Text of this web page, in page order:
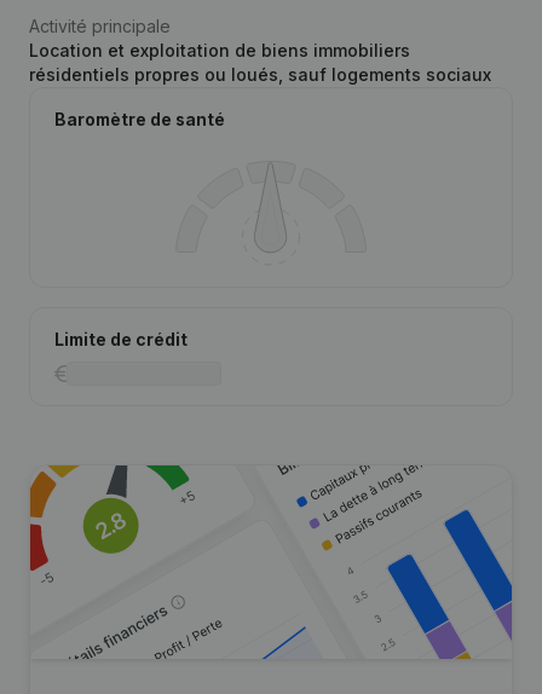
Activité principale
Location et exploitation de biens immobiliers
résidentiels propres ou loués, sauf logements sociaux
Baromètre de santé
Limite de crédit